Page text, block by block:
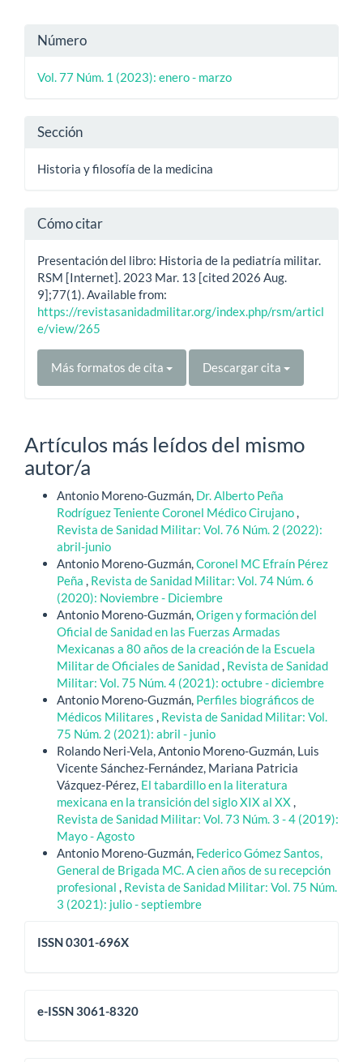
Detalles
del
Número
Vol. 77 Núm. 1 (2023): enero - marzo
Sección
Historia y filosofía de la medicina
Cómo citar
Presentación del libro: Historia de la pediatría militar.
RSM [Internet]. 2023 Mar. 13 [cited 2026 Aug.
9];77(1). Available from:
https://revistasanidadmilitar.org/index.php/rsm/articl
e/view/265
Más formatos de cita Descargar cita
Artículos más leídos del mismo
autor/a
Antonio Moreno-Guzmán, Dr. Alberto Peña
Rodríguez Teniente Coronel Médico Cirujano,
Revista de Sanidad Militar: Vol. 76 Núm. 2 (2022):
abril-junio
Antonio Moreno-Guzmán,Coronel MC Efraín Pérez
Peña , Revista de Sanidad Militar: Vol. 74 Núm. 6
(2020): Noviembre - Diciembre
Antonio Moreno-Guzmán,Origen y formación del
Oficial de Sanidad en las Fuerzas Armadas
Mexicanas a 80 años de la creación de la Escuela
Militar de Oficiales de Sanidad, Revista de Sanidad
Militar: Vol. 75 Núm. 4 (2021): octubre - diciembre
Antonio Moreno-Guzmán, Perfiles biográficos de
Médicos Militares , Revista de Sanidad Militar: Vol.
75 Núm. 2 (2021): abril - junio
Rolando Neri-Vela, Antonio Moreno-Guzmán, Luis
Vicente Sánchez-Fernández, Mariana Patricia
Vázquez-Pérez, El tabardillo en la literatura
mexicana en la transición del siglo XIX al XX,
Revista de Sanidad Militar: Vol. 73 Núm. 3 - 4 (2019):
Mayo - Agosto
Antonio Moreno-Guzmán, Federico Gómez Santos,
General de Brigada MC. A cien años de su recepción
profesional , Revista de Sanidad Militar: Vol. 75 Núm.
3 (2021): julio - septiembre
issn
ISSN 0301-696X
eissn
e-ISSN 3061-8320